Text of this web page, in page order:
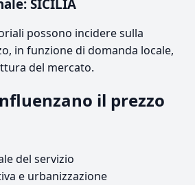
SICILIA
possono incidere sulla
in funzione di domanda locale,
del mercato.
il prezzo
del servizio
e urbanizzazione